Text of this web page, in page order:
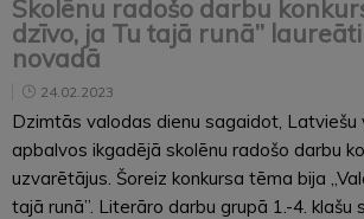
Skolēnu radošo darbu
dzīvo, ja Tu tajā runā”
novadā
24.02.2023
Dzimtās valodas dienu sagaidot, Latviešu
apbalvos ikgadējā skolēnu radošo darbu
uzvarētājus. Šoreiz konkursa tēma bija
tajā runā”. Literāro darbu grupā 1.-4. klašu